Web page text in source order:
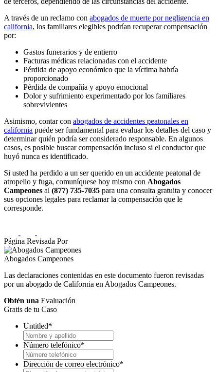
A través de un reclamo con abogados de muerte por negligencia en
california, los familiares elegibles podrían recuperar compensación
por:
Gastos funerarios y de entierro
Facturas médicas relacionadas con el accidente
Pérdida de apoyo económico que la víctima habría
proporcionado
Pérdida de compañía y apoyo emocional
Dolor y sufrimiento experimentado por los familiares
sobrevivientes
Asimismo, contar con abogados de accidentes peatonales en
california puede ser fundamental para evaluar los detalles del caso y
determinar quién podría ser considerado responsable. En algunos
casos, es posible buscar compensación incluso si el conductor que
huyó nunca es identificado.
Si usted ha perdido a un ser querido en un accidente peatonal de
atropello y fuga, comuníquese hoy mismo con Abogados
Campeones al (877) 735-7035 para una consulta gratuita y conocer
sus opciones legales para reclamar la compensación que le
corresponde.
Página Revisada Por
Abogados Campeones
Las declaraciones contenidas en este documento fueron revisadas
por un abogado de California en Abogados Campeones.
Obtén una Evaluación
Gratis de tu Caso
Untitled*
Número telefónico*
Dirección de correo electrónico*